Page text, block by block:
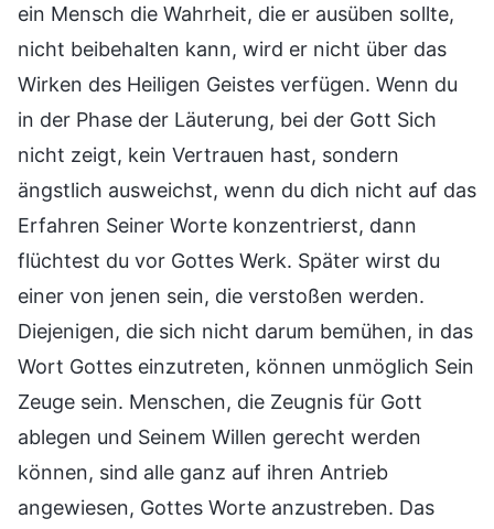
ein Mensch die Wahrheit, die er ausüben sollte,
nicht beibehalten kann, wird er nicht über das
Wirken des Heiligen Geistes verfügen. Wenn du
in der Phase der Läuterung, bei der Gott Sich
nicht zeigt, kein Vertrauen hast, sondern
ängstlich ausweichst, wenn du dich nicht auf das
Erfahren Seiner Worte konzentrierst, dann
flüchtest du vor Gottes Werk. Später wirst du
einer von jenen sein, die verstoßen werden.
Diejenigen, die sich nicht darum bemühen, in das
Wort Gottes einzutreten, können unmöglich Sein
Zeuge sein. Menschen, die Zeugnis für Gott
ablegen und Seinem Willen gerecht werden
können, sind alle ganz auf ihren Antrieb
angewiesen, Gottes Worte anzustreben. Das